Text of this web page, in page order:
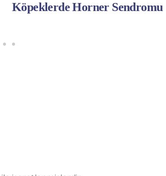
Köpeklerde Horner Sendromu